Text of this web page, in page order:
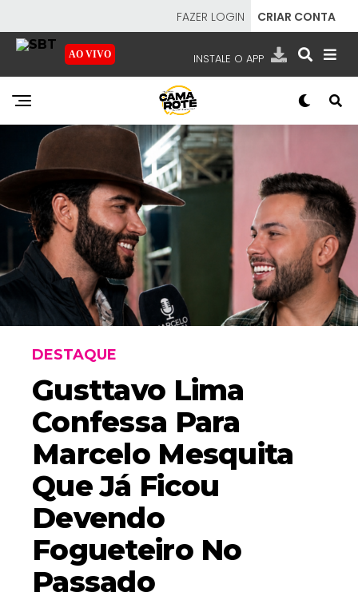
FAZER LOGIN CRIAR CONTA
AO VIVO INSTALE O APP
EMISSORAS
NOSSAS REDES
SBT- SISTEMA BRASILEIRO DE TELEVISÃO
DESTAQUE
Gusttavo Lima
Confessa Para
Marcelo Mesquita
Que Já Ficou
Devendo
Fogueteiro No
Passado